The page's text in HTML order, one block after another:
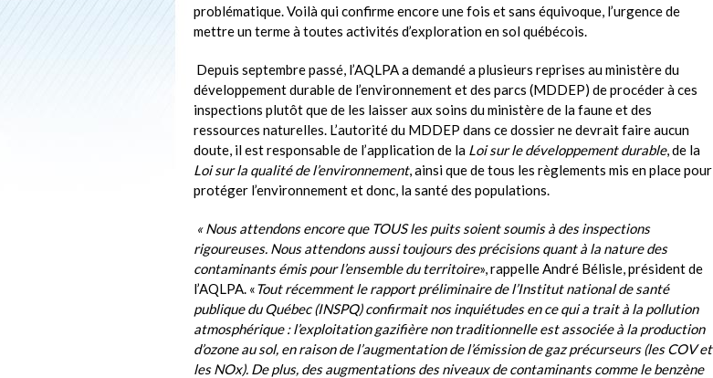
problématique. Voilà qui confirme encore une fois et sans équivoque, l’urgence de
mettre un terme à toutes activités d’exploration en sol québécois.
Depuis septembre passé, l’AQLPA a demandé a plusieurs reprises au ministère du
développement durable de l’environnement et des parcs (MDDEP) de procéder à ces
inspections plutôt que de les laisser aux soins du ministère de la faune et des
ressources naturelles. L’autorité du MDDEP dans ce dossier ne devrait faire aucun
doute, il est responsable de l’application de la Loi sur le développement durable, de la
Loi sur la qualité de l’environnement, ainsi que de tous les règlements mis en place pour
protéger l’environnement et donc, la santé des populations.
« Nous attendons encore que TOUS les puits soient soumis à des inspections
rigoureuses. Nous attendons aussi toujours des précisions quant à la nature des
contaminants émis pour l’ensemble du territoire», rappelle André Bélisle, président de
l’AQLPA. «Tout récemment le rapport préliminaire de l’Institut national de santé
publique du Québec (INSPQ) confirmait nos inquiétudes en ce qui a trait à la pollution
atmosphérique : l’exploitation gazifière non traditionnelle est associée à la production
d’ozone au sol, en raison de l’augmentation de l’émission de gaz précurseurs (les COV et
les NOx). De plus, des augmentations des niveaux de contaminants comme le benzène